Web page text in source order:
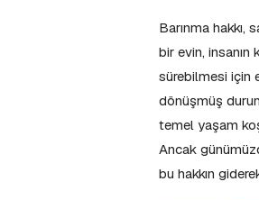
Barınma
bir evin,
sürebilmesi için
dönüşmüş
temel yaşam
Ancak
bu hakkın